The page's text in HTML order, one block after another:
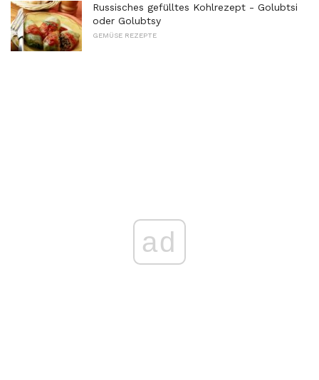
Russisches gefülltes Kohlrezept - Golubtsi
oder Golubtsy
GEMÜSE REZEPTE
ad